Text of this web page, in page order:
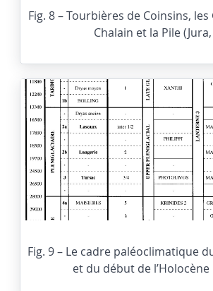
Fig. 8 – Tourbières de Coinsins,
Chalain et la Pile (Jura,
Fig. 9 – Le cadre paléoclimatique
et du début de l’Holocène